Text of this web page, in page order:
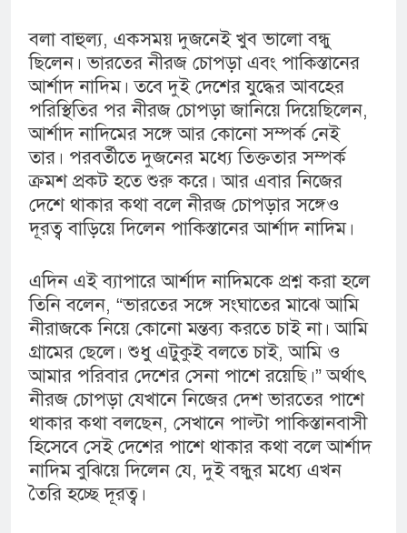
বলা বাহুল্য, একসময় দুজনেই খুব ভালো বন্ধু
ছিলেন। ভারতের নীরজ চোপড়া এবং পাকিস্তানের
আর্শাদ নাদিম। তবে দুই দেশের যুদ্ধের আবহের
পরিস্থিতির পর নীরজ চোপড়া জানিয়ে দিয়েছিলেন,
আর্শাদ নাদিমের সঙ্গে আর কোনো সম্পর্ক নেই
তার। পরবর্তীতে দুজনের মধ্যে তিক্ততার সম্পর্ক
ক্রমশ প্রকট হতে শুরু করে। আর এবার নিজের
দেশে থাকার কথা বলে নীরজ চোপড়ার সঙ্গেও
দূরত্ব বাড়িয়ে দিলেন পাকিস্তানের আর্শাদ নাদিম।
এদিন এই ব্যাপারে আর্শাদ নাদিমকে প্রশ্ন করা হলে
তিনি বলেন, “ভারতের সঙ্গে সংঘাতের মাঝে আমি
নীরাজকে নিয়ে কোনো মন্তব্য করতে চাই না। আমি
গ্রামের ছেলে। শুধু এটুকুই বলতে চাই, আমি ও
আমার পরিবার দেশের সেনা পাশে রয়েছি।” অর্থাৎ
নীরজ চোপড়া যেখানে নিজের দেশ ভারতের পাশে
থাকার কথা বলছেন, সেখানে পাল্টা পাকিস্তানবাসী
হিসেবে সেই দেশের পাশে থাকার কথা বলে আর্শাদ
নাদিম বুঝিয়ে দিলেন যে, দুই বন্ধুর মধ্যে এখন
তৈরি হচ্ছে দূরত্ব।